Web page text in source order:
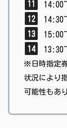
※日時指定
状況により
可能性もあ